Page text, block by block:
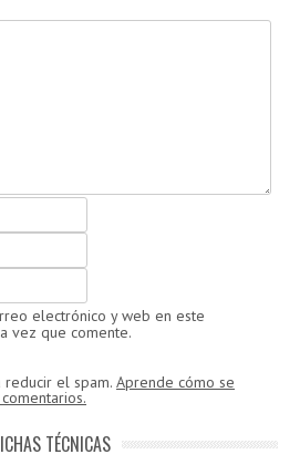
electrónico y web en este
vez que comente.
reducir el spam. Aprende cómo se
TÉCNICAS